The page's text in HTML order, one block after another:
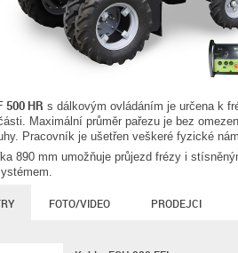
500 HR s dálkovým ovládáním je určena k
Maximální průměr pařezu je bez
Pracovník je ušetřen veškeré fyzické
890 mm umožňuje průjezd frézy i
FOTO/VIDEO PRODEJCI